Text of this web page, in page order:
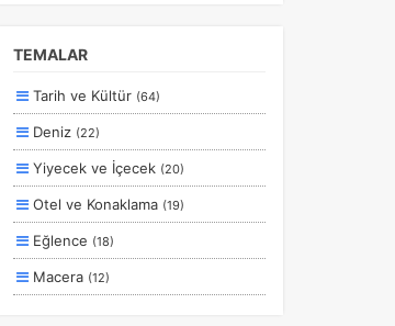
Planlanan
Otobüs Ile
Uçak Ile
Ekstralar Dahil
TEMALAR
Tarih ve Kültür (64)
Deniz (22)
Yiyecek ve İçecek (20)
Otel ve Konaklama (19)
Eğlence (18)
Macera (12)